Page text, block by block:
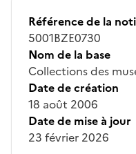
Référence de la
5001BZE0730
Nom de la base
Collections des
Date de création
18 août 2006
Date de mise à jour
23 février 2026